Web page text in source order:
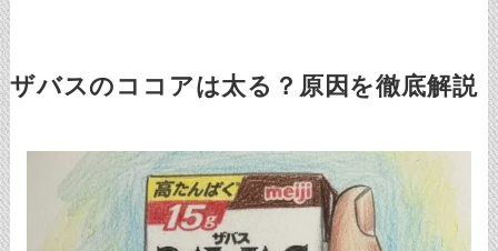
ザバスのココアは太る？原因を徹底解説